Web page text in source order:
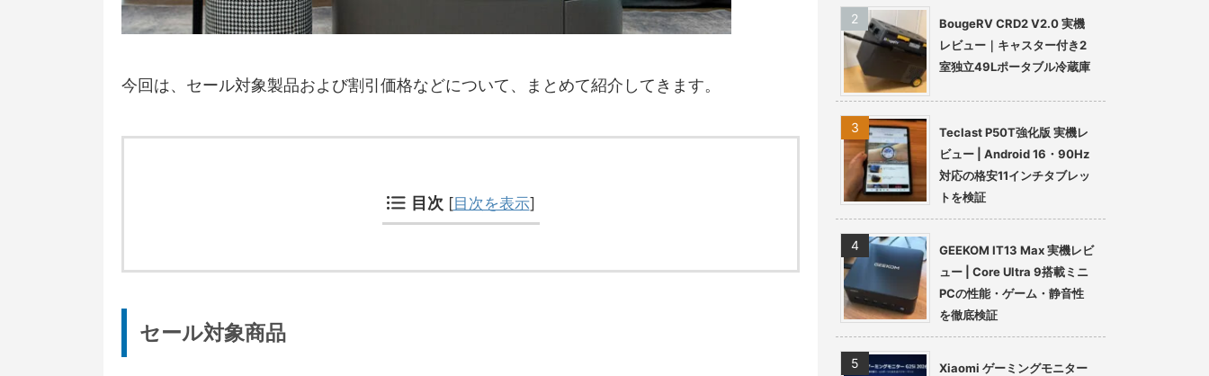
今回は、セール対象製品および割引価格などについて、まとめて紹介してきます。
目次 [目次を表示]
セール対象商品
BougeRV CRD2 V2.0 実機
レビュー｜キャスター付き2
室独立49Lポータブル冷蔵庫
Teclast P50T強化版 実機レ
ビュー | Android 16・90Hz
対応の格安11インチタブレッ
トを検証
GEEKOM IT13 Max 実機レビ
ュー | Core Ultra 9搭載ミニ
PCの性能・ゲーム・静音性
を徹底検証
Xiaomi ゲーミングモニター